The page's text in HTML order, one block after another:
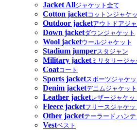
Jacket Allジャケット全て
Cotton jacketコットンジャケ
Outdoor jacketアウトドアジ
Down jacketダウンジャケット
Wool jacketウールジャケット
Stadium jumperスタジャン
Military jacketミリタリージャ
Coatコート
Sports jacketスポーツジャケッ
Denim jacketデニムジャケット
Leather jacketレザージャケッ
Fleece jacketフリースジャケッ
Other jacketテーラード,ハン
Vestベスト